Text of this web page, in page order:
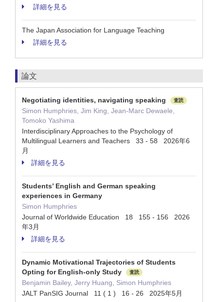
詳細を見る
The Japan Association for Language Teaching
詳細を見る
論文
Negotiating identities, navigating speaking 査読
Simon Humphries, Jim King, Jean-Marc Dewaele,
Tomoko Yashima
Interdisciplinary Approaches to the Psychology of
Multilingual Learners and Teachers 33 - 58 2026年6
月
詳細を見る
Students’ English and German speaking
experiences in Germany
Simon Humphries
Journal of Worldwide Education 18 155 - 156 2026
年3月
詳細を見る
Dynamic Motivational Trajectories of Students
Opting for English-only Study
査読
Benjamin Bailey, Jerry Huang, Simon Humphries
JALT PanSIG Journal 11 ( 1 ) 16 - 26 2025年5月